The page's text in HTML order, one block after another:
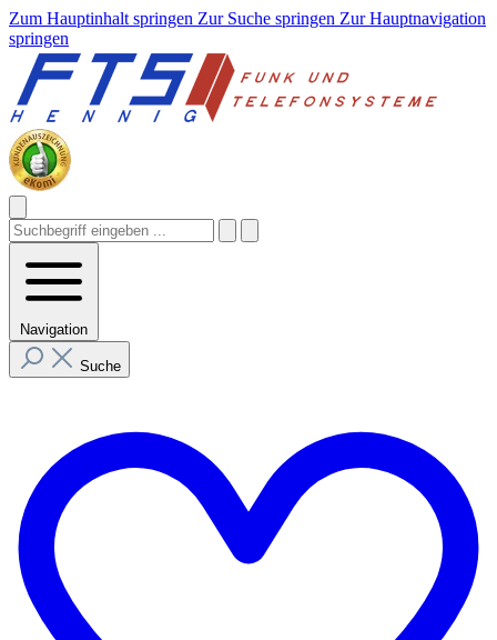
Zum Hauptinhalt springen Zur Suche springen Zur Hauptnavigation
springen
Navigation
Suche